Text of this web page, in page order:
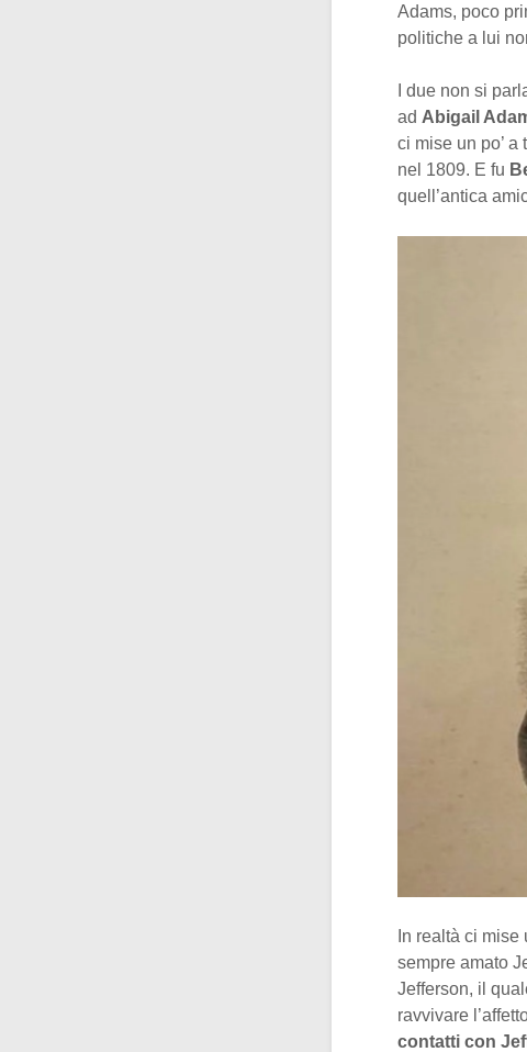
Adams, poco
politiche a lui
I due non si
ad Abigail
ci mise un po’
nel 1809. E fu
quell’antica
In realtà ci
sempre amato
Jefferson, il
ravvivare
contatti con